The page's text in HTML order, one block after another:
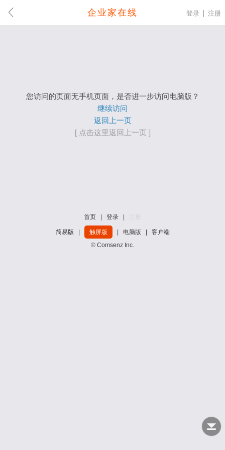
企业家在线 登录 注册
您访问的页面无手机页面，是否进一步访问电脑版？
继续访问
返回上一页
[ 点击这里返回上一页 ]
首页 登录
简易版 触屏版 电脑版
客户端
© Comsenz Inc.